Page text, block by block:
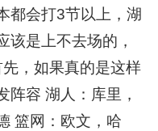
都会打3节以上，湖
该是上不去场的，
，如果真的是这样
阵容 湖人：库里，
篮网：欧文，哈